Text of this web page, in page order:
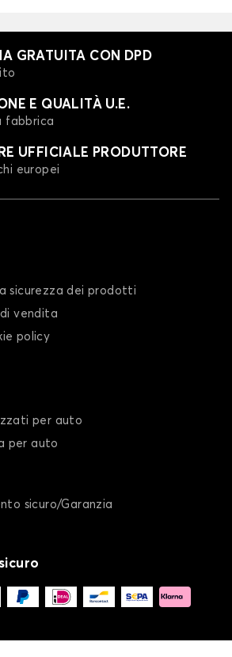
GRATUITA CON DPD
E QUALITÀ U.E.
fabbrica
UFFICIALE PRODUTTORE
europei
sicurezza dei prodotti
vendita
policy
per auto
per auto
sicuro/Garanzia